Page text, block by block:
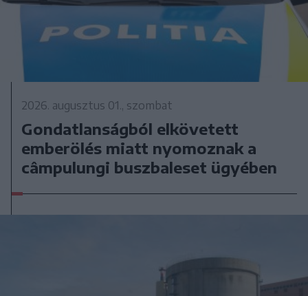
2026. augusztus 01., szombat
Gondatlanságból elkövetett
emberölés miatt nyomoznak a
câmpulungi buszbaleset ügyében